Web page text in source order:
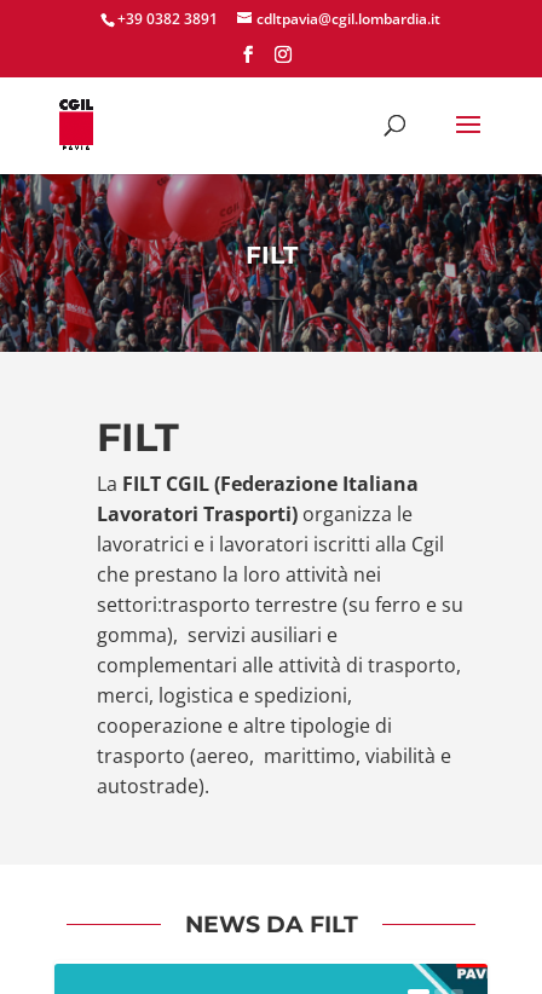
+39 0382 3891 cdltpavia@cgil.lombardia.it
FILT
FILT
La FILT CGIL (Federazione Italiana
Lavoratori Trasporti)organizza le
lavoratrici e i lavoratori iscritti alla Cgil
che prestano la loro attività nei
settori:trasporto terrestre (su ferro e su
gomma), servizi ausiliari e
complementari alle attività di trasporto,
merci, logistica e spedizioni,
cooperazione e altre tipologie di
trasporto (aereo, marittimo, viabilità e
autostrade).
NEWS DA FILT